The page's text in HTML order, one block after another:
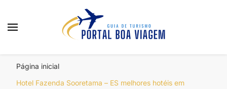
Página inicial
Hotel Fazenda Sooretama – ES melhores hotéis em